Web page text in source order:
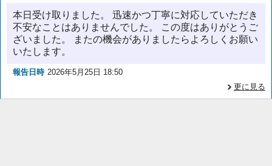
本日受け取りました。 迅速かつ丁寧に対応していただき
不安なことはありませんでした。 この度はありがとうご
ざいました。 またの機会がありましたらよろしくお願い
いたします。
報告日時 2026年5月25日 18:50
更に見る